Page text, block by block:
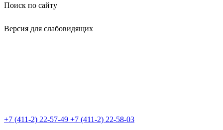
Поиск по сайту
Версия для слабовидящих
+7 (411-2) 22-57-49 +7 (411-2) 22-58-03